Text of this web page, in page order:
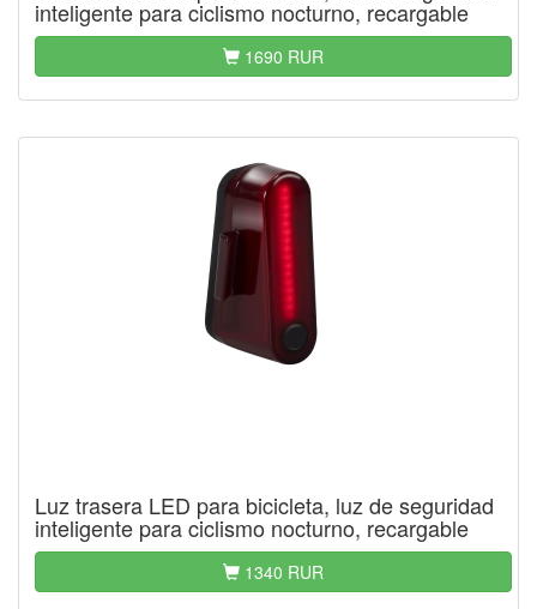
inteligente para ciclismo nocturno, recargable
1690 RUR
Luz trasera LED para bicicleta, luz de seguridad
inteligente para ciclismo nocturno, recargable
1340 RUR